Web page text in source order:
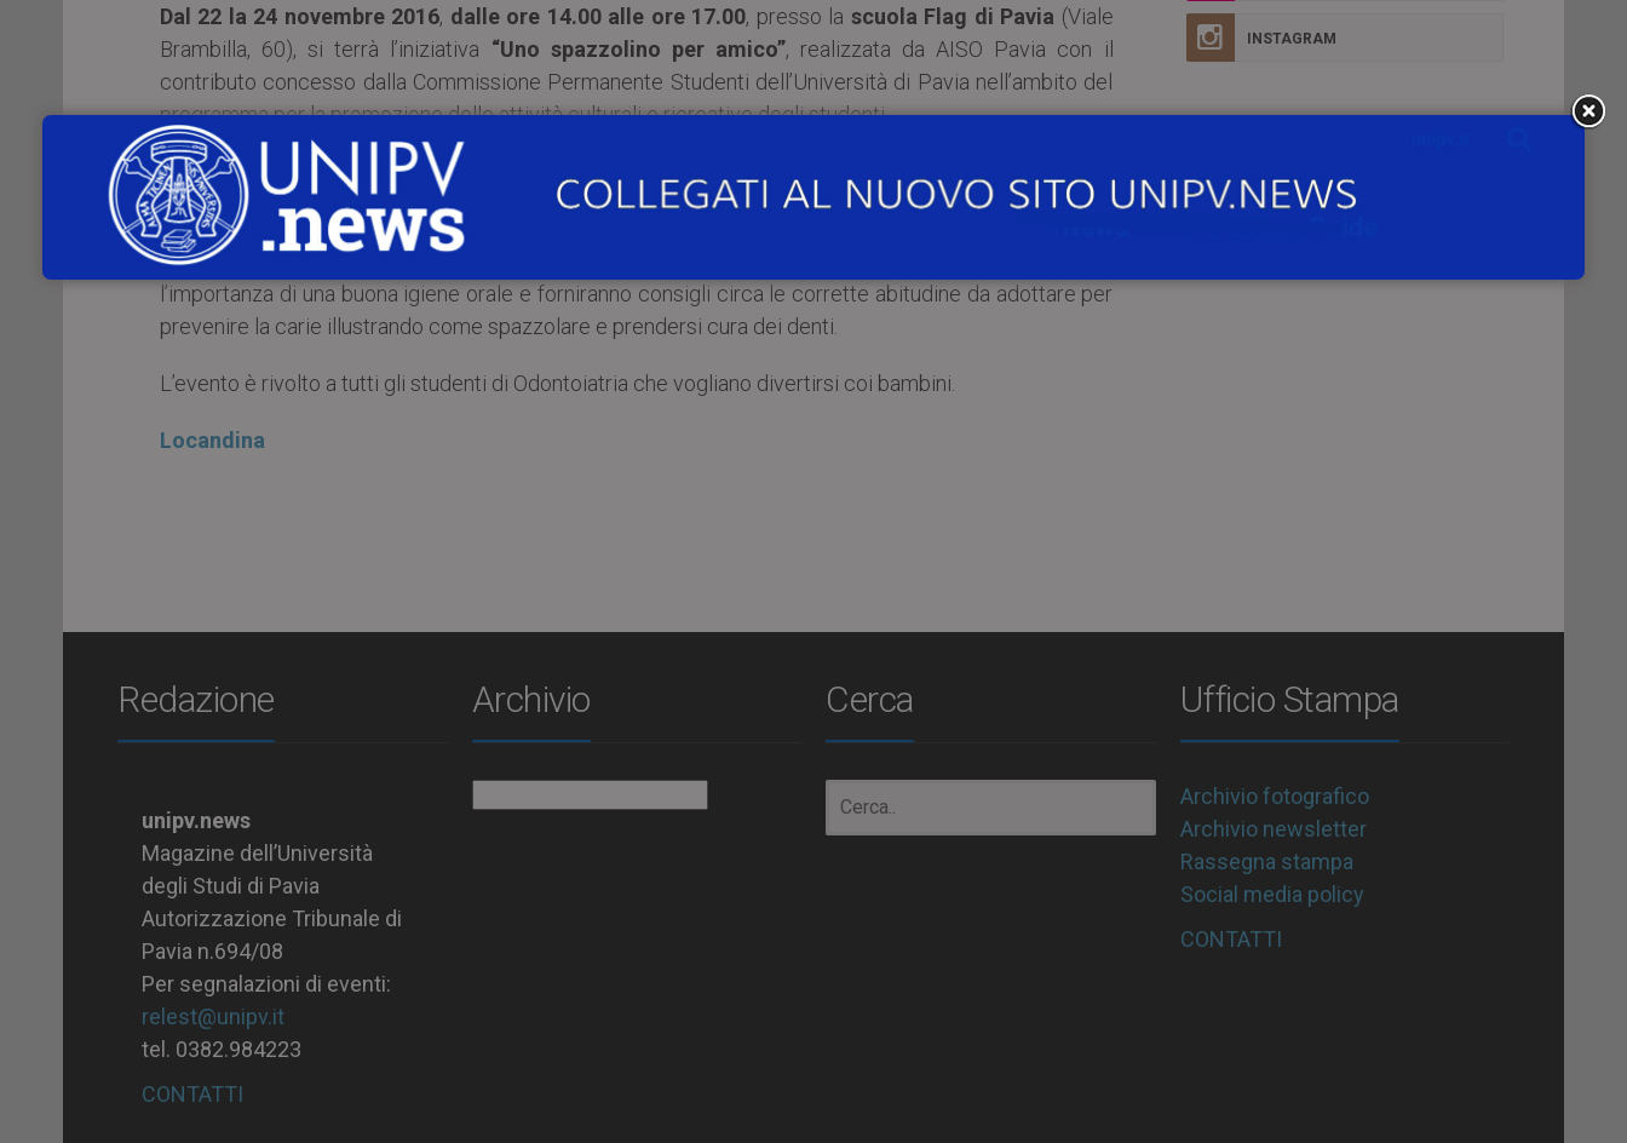
Dal 22 la 24 novembre 2016, dalle ore 14.00 alle ore 17.00, presso la scuola Flag di Pavia (Viale
Brambilla, 60), si terrà l’iniziativa “Uno spazzolino per amico”, realizzata da AISO Pavia con il
contributo concesso dalla Commissione Permanente Studenti dell’Università di Pavia nell’ambito del
programma per la promozione delle attività culturali e ricreative degli studenti.
“Uno spazzolino per amico” è un progetto di prevenzione e promozione dell’igiene orale nelle scuole
elementari, rivolto a tutti i bambini dalla prima alla quinta.
Con l’aiuto di video, giochi ed esperimenti gli studenti di Odontoiatria insegneranno ai piccoli pazienti
l’importanza di una buona igiene orale e forniranno consigli circa le corrette abitudine da adottare per
prevenire la carie illustrando come spazzolare e prendersi cura dei denti.
L’evento è rivolto a tutti gli studenti di Odontoiatria che vogliano divertirsi coi bambini.
Locandina
INSTAGRAM
Redazione
unipv.news
Magazine dell’Università
degli Studi di Pavia
Autorizzazione Tribunale di
Pavia n.694/08
Per segnalazioni di eventi:
relest@unipv.it
tel. 0382.984223
CONTATTI
Archivio Cerca Ufficio Stampa
Archivio fotografico
Archivio newsletter
Rassegna stampa
Social media policy
CONTATTI